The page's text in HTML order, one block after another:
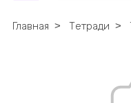
Главная ˃ Тетради ˃